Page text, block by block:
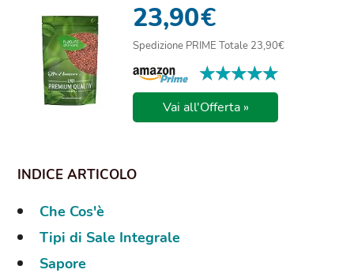
23,90€
Spedizione PRIME Totale 23,90€
★★★★★
★★★★★
Vai all'Offerta »
Che Cos'è
Tipi di Sale Integrale
Sapore